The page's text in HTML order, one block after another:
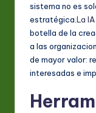
sistema no es
estratégica. La
botella de la
a las
de mayor valor:
interesadas e